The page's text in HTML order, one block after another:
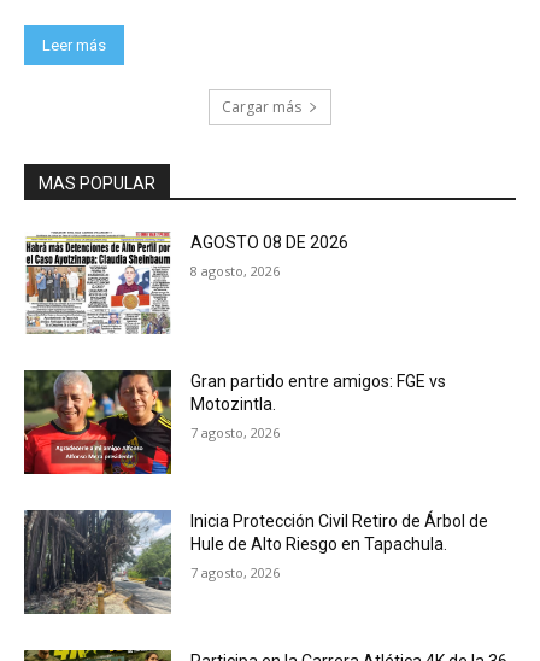
Leer más
Cargar más
MAS POPULAR
AGOSTO 08 DE 2026
8 agosto, 2026
Gran partido entre amigos: FGE vs
Motozintla.
7 agosto, 2026
Inicia Protección Civil Retiro de Árbol de
Hule de Alto Riesgo en Tapachula.
7 agosto, 2026